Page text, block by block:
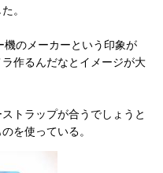
。
機のメーカーという印象が
作るんだなとイメージが大
トラップが合うでしょうと
を使っている。